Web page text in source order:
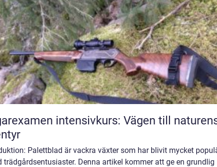
intensivkurs: Vägen till
Palettblad är vackra växter som har blivit mycket
trädgårdsentusiaster. Denna artikel kommer att ge en grundlig